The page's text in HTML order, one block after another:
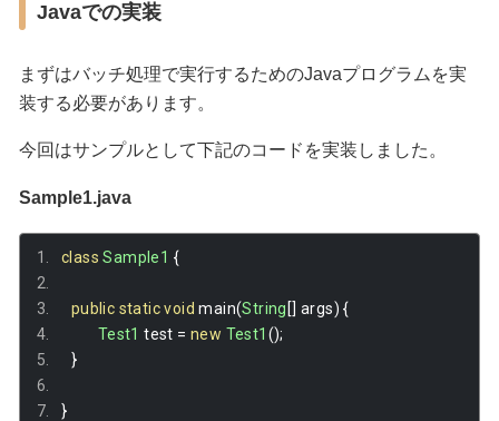
Javaでの実装
まずはバッチ処理で実行するためのJavaプログラムを実
装する必要があります。
今回はサンプルとして下記のコードを実装しました。
Sample1.java
class Sample1 {
public static void main(String [] args) {
Test1 test = new Test1 ();
}
}